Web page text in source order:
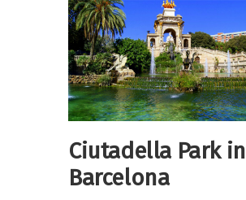
Ciutadella Park in
Barcelona